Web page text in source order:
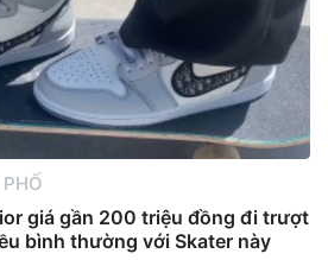
giá gần 200 triệu đồng đi trượt
bình thường với Skater này